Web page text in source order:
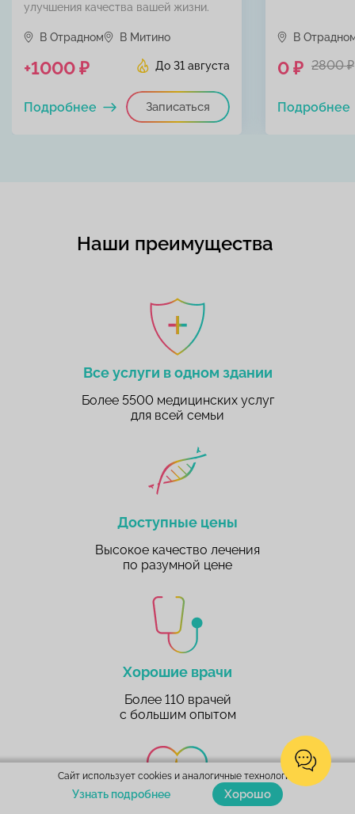
улучшения качества вашей жизни.
В Отрадном В Митино
До 31 августа
+1000 ₽
Записаться
Подробнее
В
0 ₽ 2800 ₽
Подробнее
Наши преимущества
Все услуги в одном здании
Более 5500 медицинских услуг
для всей семьи
Доступные цены
Высокое качество лечения
по разумной цене
Хорошие врачи
Более 110 врачей
с большим опытом
Сайт использует cookies и аналогичные технологии.
Узнать подробнее Хорошо